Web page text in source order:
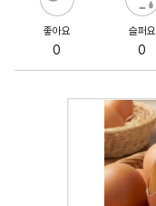
좋아요
0
슬퍼요
0